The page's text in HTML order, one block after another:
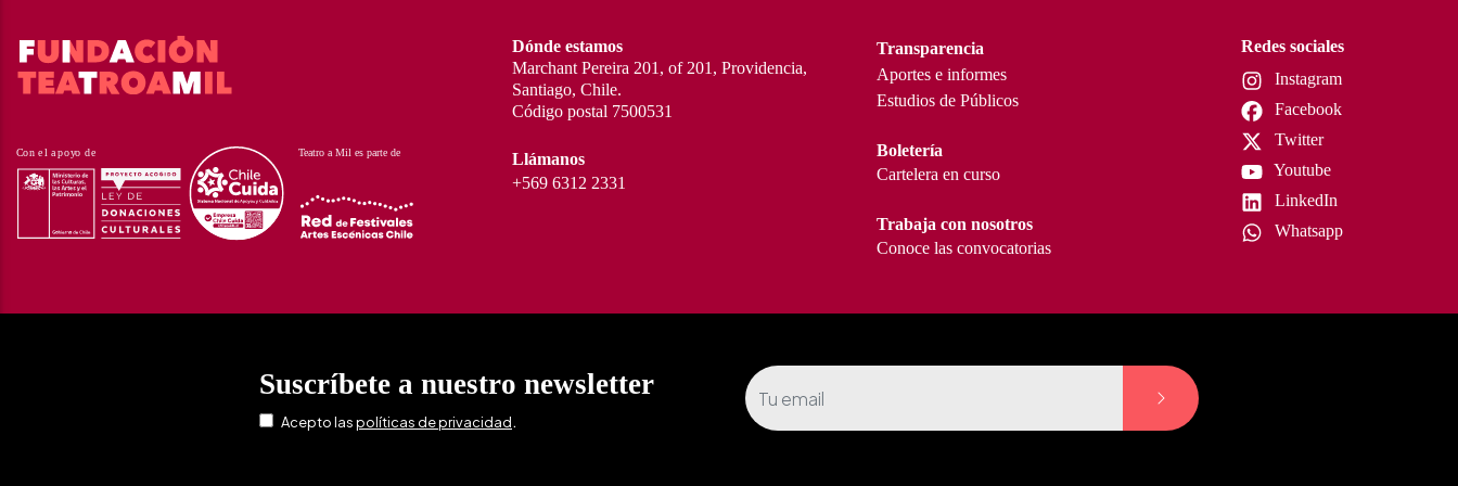
Dónde estamos
Marchant Pereira 201, of 201, Providencia,
Santiago, Chile.
Código postal 7500531
Llámanos
+569 6312 2331
Transparencia
Aportes e informes
Estudios de Públicos
Boletería
Cartelera en curso
Trabaja con nosotros
Conoce las convocatorias
Redes sociales
Instagram
Facebook
Twitter
Youtube
LinkedIn
Whatsapp
Suscríbete a nuestro newsletter
Acepto laspolíticas de privacidad.